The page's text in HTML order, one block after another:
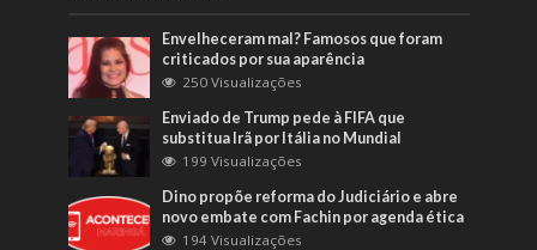
Envelheceram mal? Famosos que foram
criticados por sua aparência
250 Visualizações
Enviado de Trump pede à FIFA que
substitua Irã por Itália no Mundial
199 Visualizações
Dino propõe reforma do Judiciário e abre
novo embate com Fachin por agenda ética
194 Visualizações